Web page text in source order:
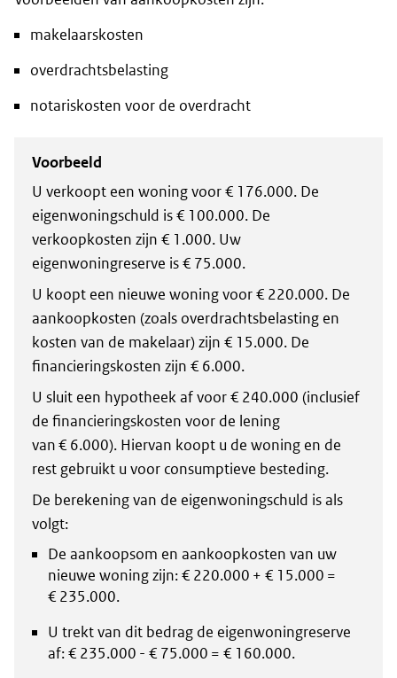
makelaarskosten
overdrachtsbelasting
notariskosten voor de overdracht
Voorbeeld
U verkoopt een woning voor € 176.000. De
eigenwoningschuld is € 100.000. De
verkoopkosten zijn € 1.000. Uw
eigenwoningreserve is € 75.000.
U koopt een nieuwe woning voor € 220.000. De
aankoopkosten (zoals overdrachtsbelasting en
kosten van de makelaar) zijn € 15.000. De
financieringskosten zijn € 6.000.
U sluit een hypotheek af voor € 240.000 (inclusief
de financieringskosten voor de lening
van € 6.000). Hiervan koopt u de woning en de
rest gebruikt u voor consumptieve besteding.
De berekening van de eigenwoningschuld is als
volgt:
De aankoopsom en aankoopkosten van uw
nieuwe woning zijn: € 220.000 + € 15.000 =
€ 235.000.
U trekt van dit bedrag de eigenwoningreserve
af: € 235.000 - € 75.000 = € 160.000.